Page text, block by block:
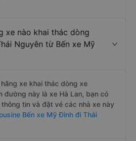
xe nào khai thác dòng
Nguyên từ Bến xe Mỹ
xe khai thác dòng xe
đường này là xe Hà Lan, bạn có
tin và đặt vé các nhà xe này
Bến xe Mỹ Đình đi Thái